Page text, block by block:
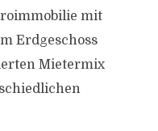
mit
Erdgeschoss
Mietermix